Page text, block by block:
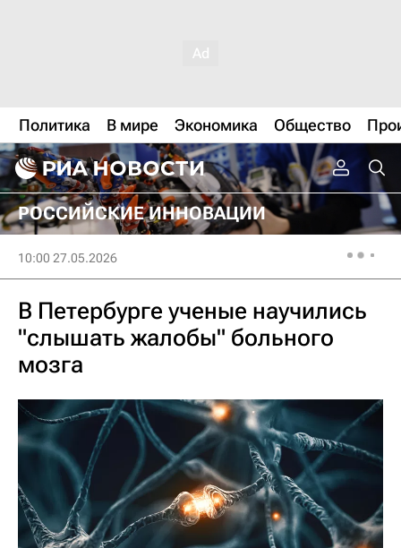
Политика В мире Экономика Общество
РОССИЙСКИЕ ИННОВАЦИИ
10:00 27.05.2026
В Петербурге ученые научились
"слышать жалобы" больного
мозга